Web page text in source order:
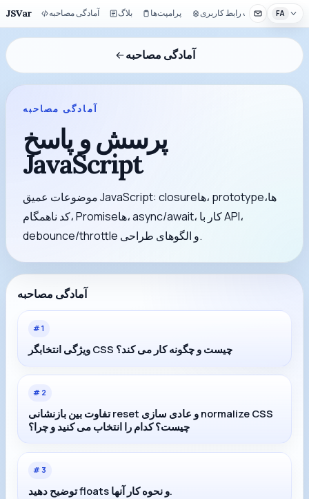
JSVar آمادگی مصاحبه بلاگ پرامپت‌ها کیت رابط کاربری FA
آمادگی مصاحبه
آمادگی مصاحبه
پرسش و پاسخ
JavaScript
موضوعات عمیق JavaScript: closureها، prototypeها،
کد ناهمگام، Promiseها، async/await، کار با API،
debounce/throttle و الگوهای طراحی.
آمادگی مصاحبه
#1
ویژگی انتخابگر CSS چیست و چگونه کار می کند؟
# 2
تفاوت بین بازنشانی reset و عادی سازی normalize CSS
چیست؟ کدام را انتخاب می کنید و چرا؟
# 3
توضیح دهید floats و نحوه کار آنها.